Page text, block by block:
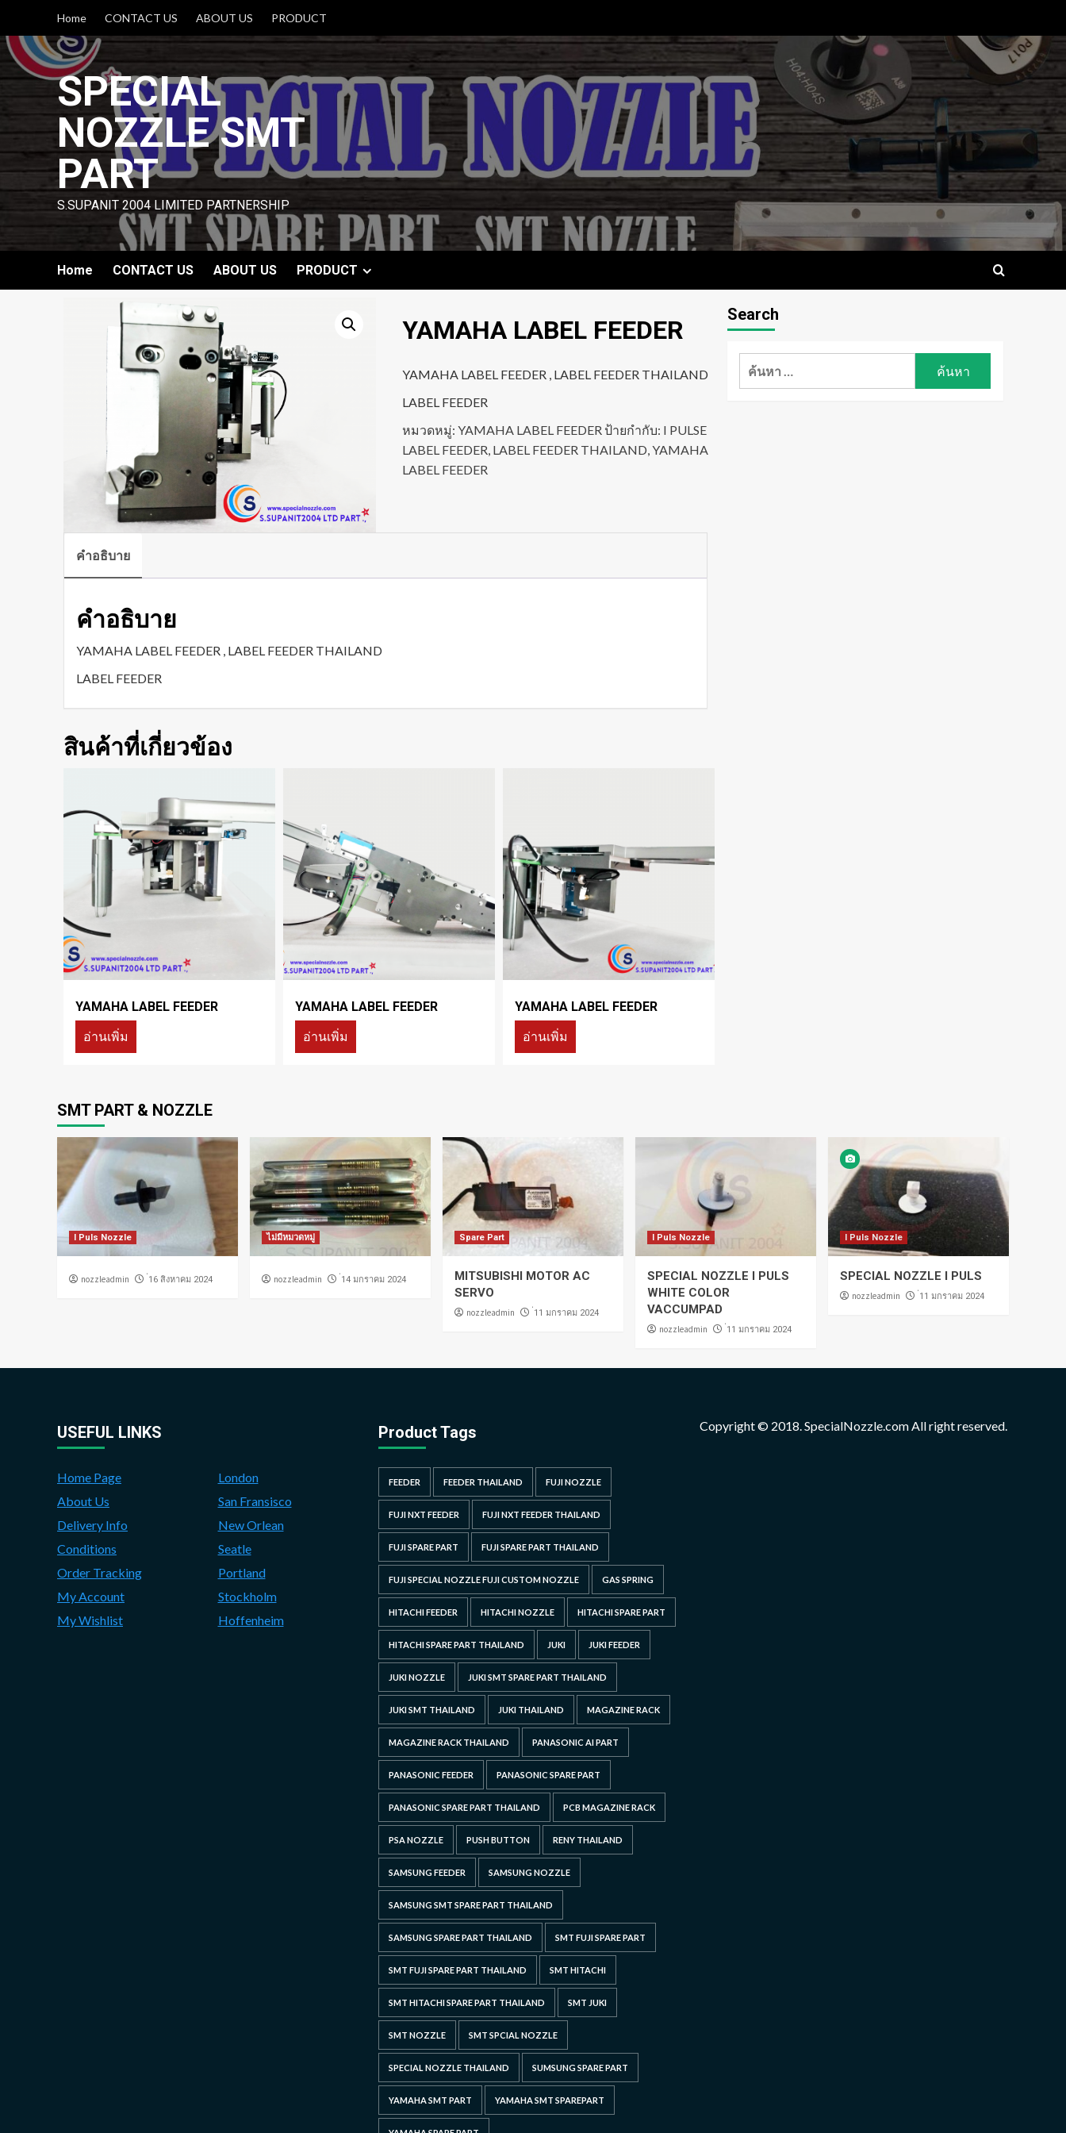
content
Home CONTACT US ABOUT US PRODUCT
SPECIAL
NOZZLE SMT
PART
S.SUPANIT 2004 LIMITED PARTNERSHIP
Home CONTACT US ABOUT US PRODUCT
YAMAHA LABEL FEEDER
YAMAHA LABEL FEEDER , LABEL FEEDER THAILAND
LABEL FEEDER
หมวดหมู่: YAMAHA LABEL FEEDERป้ายกำกับ: I PULSE
LABEL FEEDER, LABEL FEEDER THAILAND,YAMAHA
LABEL FEEDER
คำอธิบาย
คำอธิบาย
YAMAHA LABEL FEEDER , LABEL FEEDER THAILAND
LABEL FEEDER
สินค้าที่เกี่ยวข้อง
YAMAHA LABEL FEEDER
อ่านเพิ่ม
YAMAHA LABEL FEEDER
อ่านเพิ่ม
YAMAHA LABEL FEEDER
อ่านเพิ่ม
Search
ค้นหา
SMT PART & NOZZLE
I Puls Nozzle
nozzleadmin ่16 สิงหาคม 2024
ไม่มีหมวดหมู่
nozzleadmin ่14 มกราคม 2024
Spare Part
MITSUBISHI MOTOR AC
SERVO
nozzleadmin ่11 มกราคม 2024
I Puls Nozzle
SPECIAL NOZZLE I PULS
WHITE COLOR
VACCUMPAD
nozzleadmin ่11 มกราคม 2024
I Puls Nozzle
SPECIAL NOZZLE I PULS
nozzleadmin ่11 มกราคม 2024
USEFUL LINKS
Home Page
About Us
Delivery Info
Conditions
Order Tracking
My Account
My Wishlist
London
San Fransisco
New Orlean
Seatle
Portland
Stockholm
Hoffenheim
Product Tags
FEEDER FEEDER THAILAND FUJI NOZZLE
FUJI NXT FEEDER FUJI NXT FEEDER THAILAND
FUJI SPARE PART FUJI SPARE PART THAILAND
FUJI SPECIAL NOZZLE FUJI CUSTOM NOZZLE GAS SPRING
HITACHI FEEDER HITACHI NOZZLE HITACHI SPARE PART
HITACHI SPARE PART THAILAND JUKI JUKI FEEDER
JUKI NOZZLE JUKI SMT SPARE PART THAILAND
JUKI SMT THAILAND JUKI THAILAND MAGAZINE RACK
MAGAZINE RACK THAILAND PANASONIC AI PART
PANASONIC FEEDER PANASONIC SPARE PART
PANASONIC SPARE PART THAILAND PCB MAGAZINE RACK
PSA NOZZLE PUSH BUTTON RENY THAILAND
SAMSUNG FEEDER SAMSUNG NOZZLE
SAMSUNG SMT SPARE PART THAILAND
SAMSUNG SPARE PART THAILAND SMT FUJI SPARE PART
SMT FUJI SPARE PART THAILAND SMT HITACHI
SMT HITACHI SPARE PART THAILAND SMT JUKI
SMT NOZZLE SMT SPCIAL NOZZLE
SPECIAL NOZZLE THAILAND SUMSUNG SPARE PART
YAMAHA SMT PART YAMAHA SMT SPAREPART
Copyright © 2018. SpecialNozzle.com All right reserved.